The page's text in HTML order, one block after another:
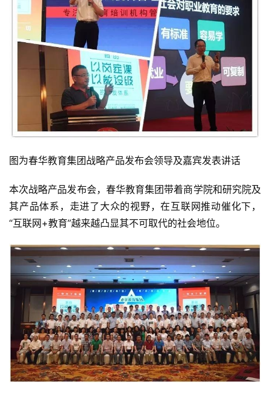
图为春华教育集团战略产品发布会领导及嘉宾发表讲话
本次战略产品发布会，春华教育集团带着商学院和研究院及
其产品体系，走进了大众的视野，在互联网推动催化下，
“互联网+教育”越来越凸显其不可取代的社会地位。